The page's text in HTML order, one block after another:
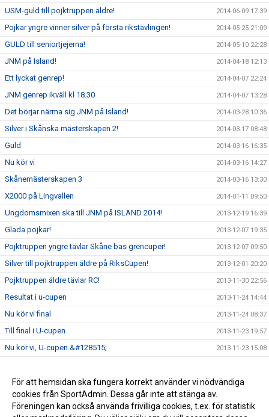
USM-guld till pojktruppen äldre! 2014-06-09 17:39
Pojkar yngre vinner silver på första rikstävlingen! 2014-05-25 21:09
GULD till seniortjejerna! 2014-05-10 22:28
JNM på Island! 2014-04-18 12:13
Ett lyckat genrep! 2014-04-07 22:24
JNM genrep ikväll kl 18.30 2014-04-07 13:28
Det börjar närma sig JNM på Island! 2014-03-28 10:36
Silver i Skånska mästerskapen 2! 2014-03-17 08:48
Guld 2014-03-16 16:35
Nu kör vi 2014-03-16 14:27
Skånemästerskapen 3 2014-03-16 13:30
X2000 på Lingvallen 2014-01-11 09:50
Ungdomsmixen ska till JNM på ISLAND 2014! 2013-12-19 16:39
Glada pojkar! 2013-12-07 19:35
Pojktruppen yngre tävlar Skåne bas grencuper! 2013-12-07 09:50
Silver till pojktruppen äldre på RiksCupen! 2013-12-01 20:20
Pojktruppen äldre tävlar RC! 2013-11-30 22:56
Resultat i u-cupen 2013-11-24 14:44
Nu kör vi final 2013-11-24 08:37
Till final i U-cupen 2013-11-23 19:57
Nu kör vi, U-cupen &#128515; 2013-11-23 15:08
Lördagens tävlande 2013-11-12 20:03
Skåne grencuper 3 2013-10-26 19:59
För att hemsidan ska fungera korrekt använder vi nödvändiga
cookies från SportAdmin. Dessa går inte att stänga av.
Föreningen kan också använda frivilliga cookies, t.ex. för statistik